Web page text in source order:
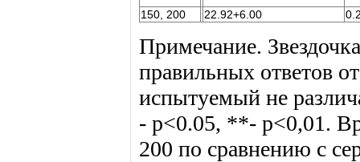
150, 200
22.92+6.00
Примечание.
правильных ответов
испытуемый не
- p<0.05, **- p<0,01.
200 по сравнению с